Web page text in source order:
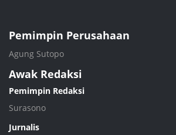
Pemimpin Perusahaan
Agung Sutopo
Awak Redaksi
Pemimpin Redaksi
Surasono
Jurnalis